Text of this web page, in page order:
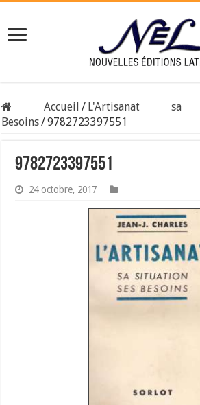
Accueil / L'Artisanat
Besoins/9782723397551
9782723397551
24 octobre, 2017